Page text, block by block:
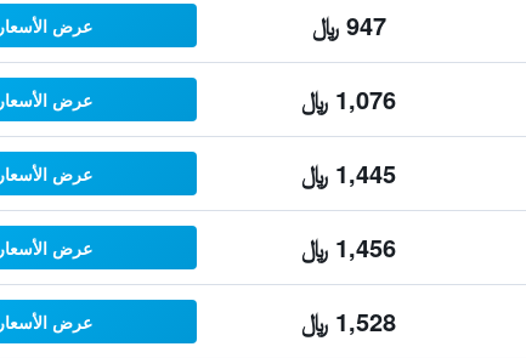
947 ﷼ عرض الأسعار
1,076 ﷼ عرض الأسعار
1,445 ﷼ عرض الأسعار
1,456 ﷼ عرض الأسعار
1,528 ﷼ عرض الأسعار